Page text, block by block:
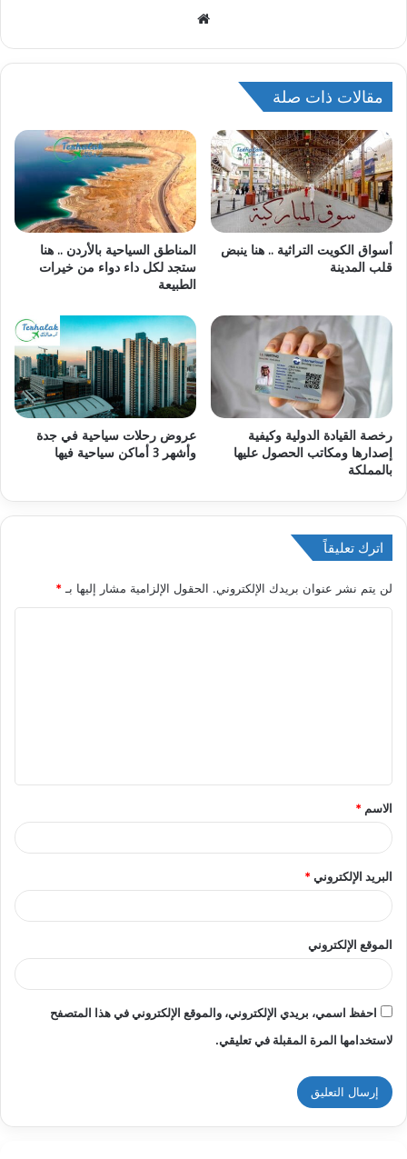
ق
و
ي
ب
مقالات ذات صلة
أسواق الكويت التراثية .. هنا ينبض
قلب المدينة
المناطق السياحية بالأردن .. هنا
ستجد لكل داء دواء من خيرات
الطبيعة
رخصة القيادة الدولية وكيفية
إصدارها ومكاتب الحصول عليها
بالمملكة
عروض رحلات سياحية في جدة
وأشهر 3 أماكن سياحية فيها
اترك تعليقاً
لن يتم نشر عنوان بريدك الإلكتروني. الحقول الإلزامية مشار إليها بـ *
ق
*
الاسم *
البريد الإلكتروني*
الموقع الإلكتروني
احفظ اسمي، بريدي الإلكتروني، والموقع الإلكتروني في هذا المتصفح
لاستخدامها المرة المقبلة في تعليقي.